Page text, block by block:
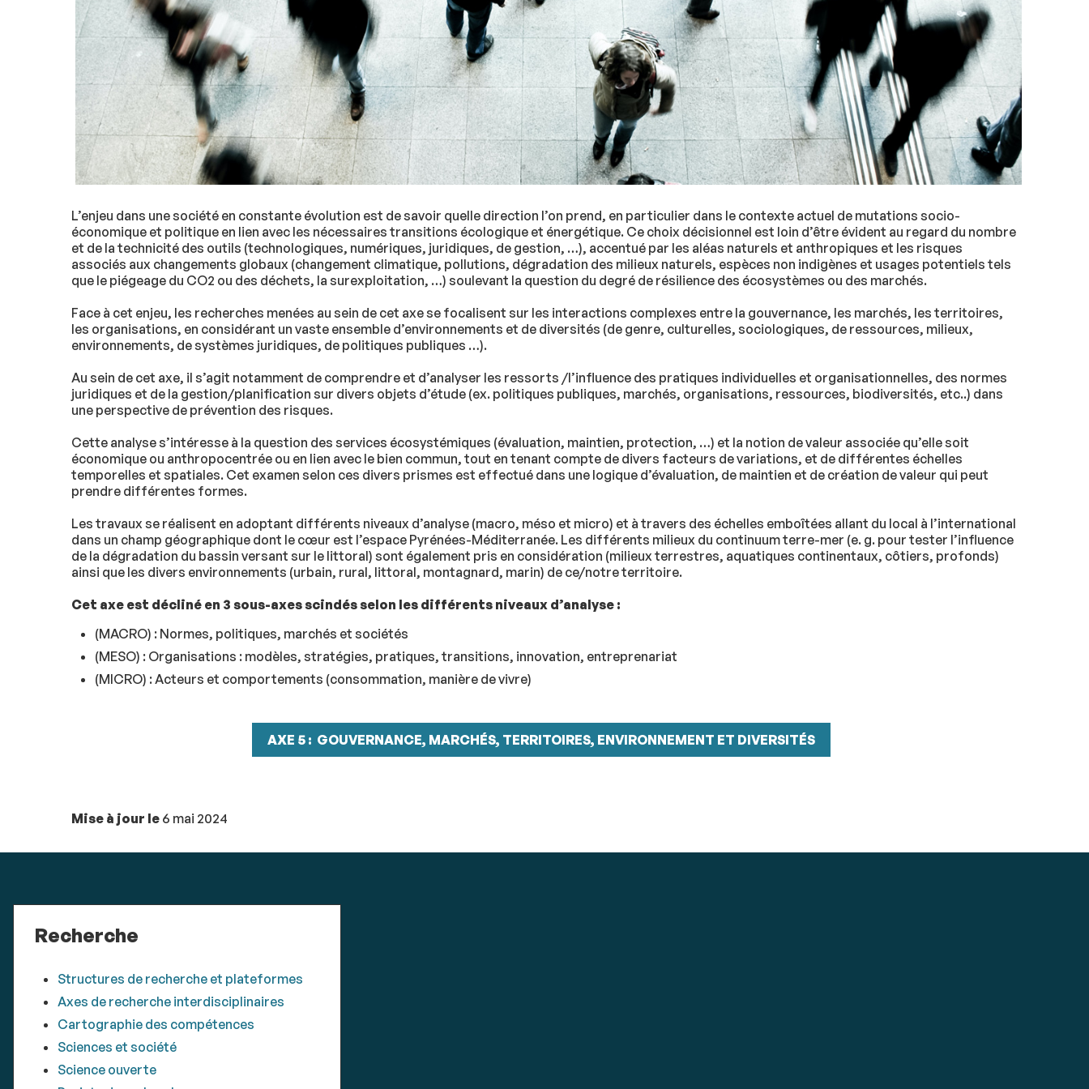
L’enjeu dans une société en constante évolution est de savoir quelle direction l’on prend, en particulier dans le contexte actuel de mutations socio-
économique et politique en lien avec les nécessaires transitions écologique et énergétique. Ce choix décisionnel est loin d’être évident au regard du nombre
et de la technicité des outils (technologiques, numériques, juridiques, de gestion, …), accentué par les aléas naturels et anthropiques et les risques
associés aux changements globaux (changement climatique, pollutions, dégradation des milieux naturels, espèces non indigènes et usages potentiels tels
que le piégeage du CO2 ou des déchets, la surexploitation, …) soulevant la question du degré de résilience des écosystèmes ou des marchés.
Face à cet enjeu, les recherches menées au sein de cet axe se focalisent sur les interactions complexes entre la gouvernance, les marchés, les territoires,
les organisations, en considérant un vaste ensemble d’environnements et de diversités (de genre, culturelles, sociologiques, de ressources, milieux,
environnements, de systèmes juridiques, de politiques publiques …).
Au sein de cet axe, il s’agit notamment de comprendre et d’analyser les ressorts /l’influence des pratiques individuelles et organisationnelles, des normes
juridiques et de la gestion/planification sur divers objets d’étude (ex. politiques publiques, marchés, organisations, ressources, biodiversités, etc..) dans
une perspective de prévention des risques.
Cette analyse s’intéresse à la question des services écosystémiques (évaluation, maintien, protection, …) et la notion de valeur associée qu’elle soit
économique ou anthropocentrée ou en lien avec le bien commun, tout en tenant compte de divers facteurs de variations, et de différentes échelles
temporelles et spatiales. Cet examen selon ces divers prismes est effectué dans une logique d’évaluation, de maintien et de création de valeur qui peut
prendre différentes formes.
Les travaux se réalisent en adoptant différents niveaux d’analyse (macro, méso et micro) et à travers des échelles emboîtées allant du local à l’international
dans un champ géographique dont le cœur est l’espace Pyrénées-Méditerranée. Les différents milieux du continuum terre-mer (e. g. pour tester l’influence
de la dégradation du bassin versant sur le littoral) sont également pris en considération (milieux terrestres, aquatiques continentaux, côtiers, profonds)
ainsi que les divers environnements (urbain, rural, littoral, montagnard, marin) de ce/notre territoire.
Cet axe est décliné en 3 sous-axes scindés selon les différents niveaux d’analyse :
(MACRO) : Normes, politiques, marchés et sociétés
(MESO) : Organisations : modèles, stratégies, pratiques, transitions, innovation, entreprenariat
(MICRO) : Acteurs et comportements (consommation, manière de vivre)
AXE 5 : GOUVERNANCE, MARCHÉS, TERRITOIRES, ENVIRONNEMENT ET DIVERSITÉS
Mise à jour le 6 mai 2024
Recherche
Structures de recherche et plateformes
Axes de recherche interdisciplinaires
Cartographie des compétences
Sciences et société
Science ouverte